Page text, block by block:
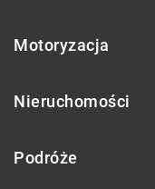
Motoryzacja
Nieruchomości
Podróże